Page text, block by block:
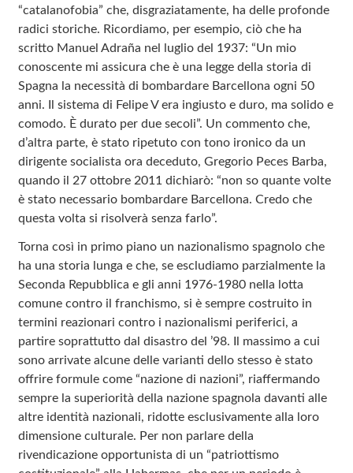
“catalanofobia” che, disgraziatamente, ha delle profonde
radici storiche. Ricordiamo, per esempio, ciò che ha
scritto Manuel Adraña nel luglio del 1937: “Un mio
conoscente mi assicura che è una legge della storia di
Spagna la necessità di bombardare Barcellona ogni 50
anni. Il sistema di Felipe V era ingiusto e duro, ma solido e
comodo. È durato per due secoli”. Un commento che,
d’altra parte, è stato ripetuto con tono ironico da un
dirigente socialista ora deceduto, Gregorio Peces Barba,
quando il 27 ottobre 2011 dichiarò: “non so quante volte
è stato necessario bombardare Barcellona. Credo che
questa volta si risolverà senza farlo”.
Torna così in primo piano un nazionalismo spagnolo che
ha una storia lunga e che, se escludiamo parzialmente la
Seconda Repubblica e gli anni 1976-1980 nella lotta
comune contro il franchismo, si è sempre costruito in
termini reazionari contro i nazionalismi periferici, a
partire soprattutto dal disastro del ’98. Il massimo a cui
sono arrivate alcune delle varianti dello stesso è stato
offrire formule come “nazione di nazioni”, riaffermando
sempre la superiorità della nazione spagnola davanti alle
altre identità nazionali, ridotte esclusivamente alla loro
dimensione culturale. Per non parlare della
rivendicazione opportunista di un “patriottismo